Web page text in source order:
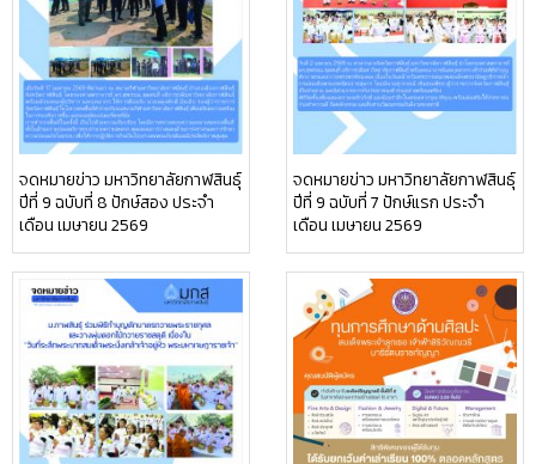
จดหมายข่าว มหาวิทยาลัยกาฬสินธุ์
ปีที่ 9 ฉบับที่ 8 ปักษ์สอง ประจำ
เดือน เมษายน 2569
จดหมายข่าว มหาวิทยาลัยกาฬสินธุ์
ปีที่ 9 ฉบับที่ 7 ปักษ์แรก ประจำ
เดือน เมษายน 2569